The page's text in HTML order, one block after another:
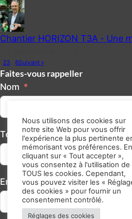
Chantier HORIZON T3A - Une
23 6Suivant »
Faites-vous rappeller
Nom
Téléphone/GSM
Email
Nous utilisons des cookies sur
notre site Web pour vous offrir
l'expérience la plus pertinente
mémorisant vos préférences. En
cliquant sur « Tout accepter »,
vous consentez à l'utilisation de
TOUS les cookies. Cependant,
vous pouvez visiter les «
des cookies » pour fournir un
consentement contrôlé.
Réglages des cookies